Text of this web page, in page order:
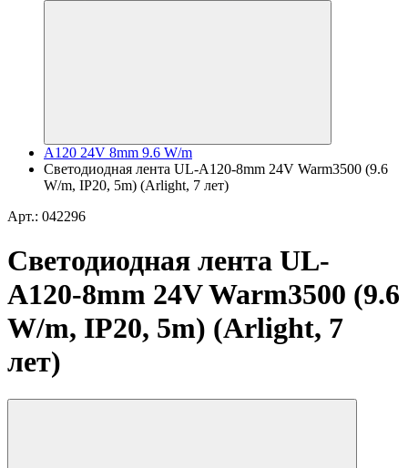
A120 24V 8mm 9.6 W/m
Светодиодная лента UL-A120-8mm 24V Warm3500 (9.6
W/m, IP20, 5m) (Arlight, 7 лет)
Арт.: 042296
Светодиодная лента UL-
A120-8mm 24V Warm3500 (9.6
W/m, IP20, 5m) (Arlight, 7
лет)